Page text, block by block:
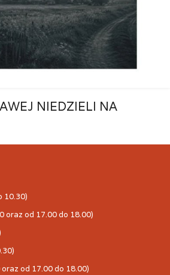
NIEDZIELI NA
10.30)
oraz od 17.00 do 18.00)
od 17.00 do 18.00)